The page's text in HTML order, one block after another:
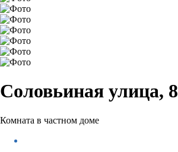
Соловьиная улица, 8
Комната в частном доме